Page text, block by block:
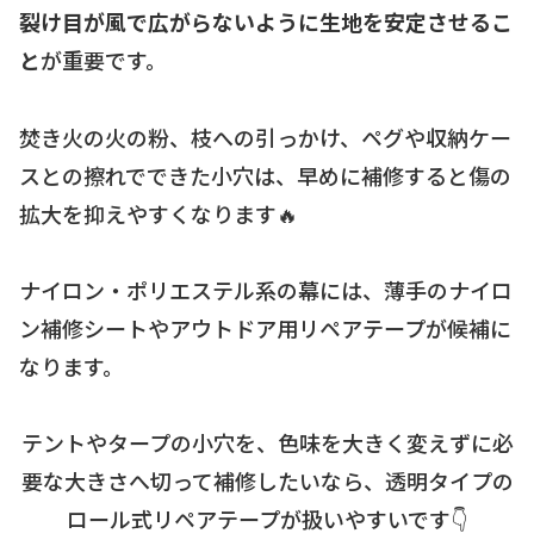
裂け目が風で広がらないように生地を安定させるこ
とが重要です。
焚き火の火の粉、枝への引っかけ、ペグや収納ケー
スとの擦れでできた小穴は、早めに補修すると傷の
拡大を抑えやすくなります🔥
ナイロン・ポリエステル系の幕には、薄手のナイロ
ン補修シートやアウトドア用リペアテープが候補に
なります。
テントやタープの小穴を、色味を大きく変えずに必
要な大きさへ切って補修したいなら、透明タイプの
ロール式リペアテープが扱いやすいです👇